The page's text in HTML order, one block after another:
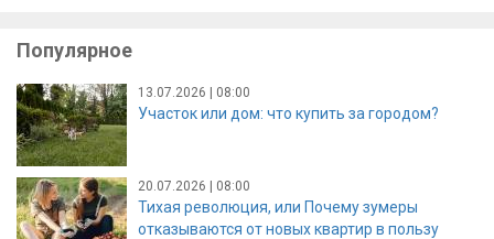
Популярное
13.07.2026 | 08:00
Участок или дом: что купить за городом?
20.07.2026 | 08:00
Тихая революция, или Почему зумеры
отказываются от новых квартир в пользу